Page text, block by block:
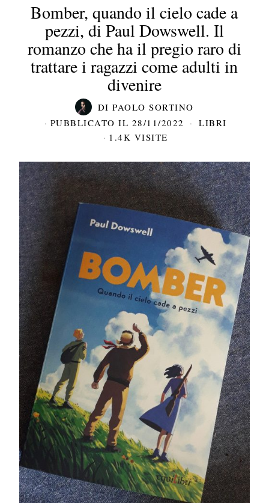
Bomber, quando il cielo cade a
pezzi, di Paul Dowswell. Il
romanzo che ha il pregio raro di
trattare i ragazzi come adulti in
divenire
DIPAOLO SORTINO
PUBBLICATO IL 28/11/2022
LIBRI
1.4K VISITE